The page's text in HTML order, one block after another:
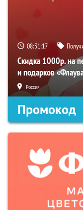
08:31:16
Скидка 1000р. на
и подарков
Россия
Промокод